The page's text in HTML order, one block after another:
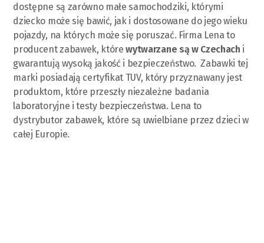
dostępne są zarówno małe samochodziki, którymi
dziecko może się bawić, jak i dostosowane do jego wieku
pojazdy, na których może się poruszać. Firma Lena to
producent zabawek, którewytwarzane są w Czechach i
gwarantują wysoką jakość i bezpieczeństwo. Zabawki tej
marki posiadają certyfikat TUV, który przyznawany jest
produktom, które przeszły niezależne badania
laboratoryjne i testy bezpieczeństwa. Lena to
dystrybutor zabawek, które są uwielbiane przez dzieci w
całej Europie.